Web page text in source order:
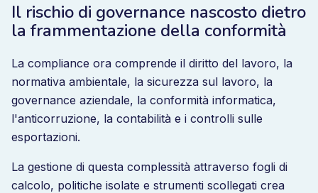
Il rischio di governance nascosto dietro
la frammentazione della conformità
La compliance ora comprende il diritto del lavoro, la
normativa ambientale, la sicurezza sul lavoro, la
governance aziendale, la conformità informatica,
l'anticorruzione, la contabilità e i controlli sulle
esportazioni.
La gestione di questa complessità attraverso fogli di
calcolo, politiche isolate e strumenti scollegati crea